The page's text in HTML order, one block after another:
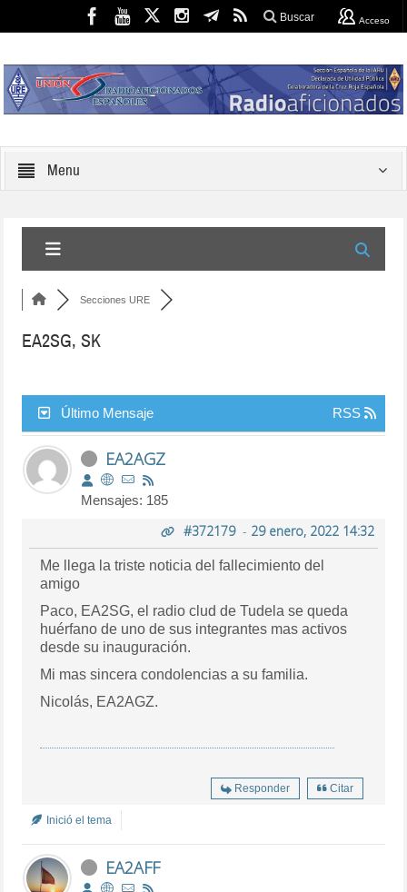
Buscar Acceso
Menu
Secciones URE
EA2SG, SK
Último Mensaje RSS
EA2AGZ
Mensajes: 185
#372179- 29 enero, 2022 14:32
Me llega la triste noticia del fallecimiento del
amigo
Paco, EA2SG, el radio clud de Tudela se queda
huérfano de uno de sus integrantes mas activos
desde su inauguración.
Mi mas sincera condolencias a su familia.
Nicolás, EA2AGZ.
Responder Citar
Inició el tema
EA2AFF